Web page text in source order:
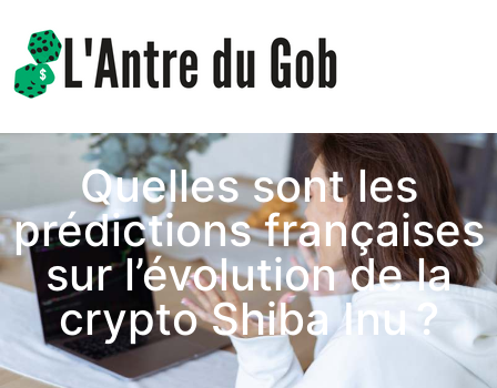
Quelles sont les
prédictions françaises
sur l’évolution de la
crypto Shiba Inu ?